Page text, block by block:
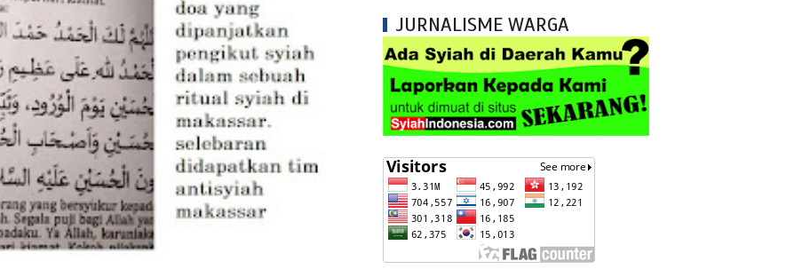
Syiah dan Ketidakbenaran Ajarannya tentang Wilayah Imam
Syiah dan Kedustaan tentang Peristiwa Karbala
Syiah dan Upaya Merusak Ukhuwah Islamiyah
Syiah dan Penggunaan Ayat Al-Qur'an secara Keliru
JURNALISME WARGA